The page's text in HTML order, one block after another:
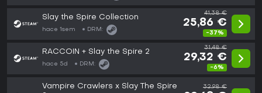
Slay the Spire Collection
hace 1sem DRM:
41,38 €
25,86 €
-37%
RACCOIN + Slay the Spire 2
hace 5d DRM:
31,48 €
29,32 €
-6%
Vampire Crawlers x Slay The Spire
32,98 €